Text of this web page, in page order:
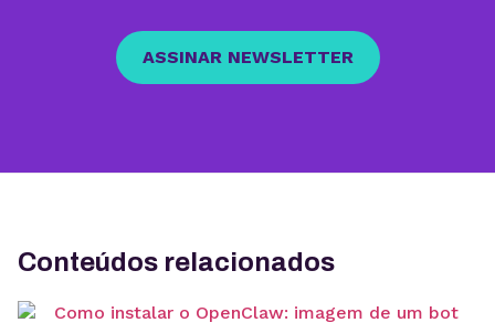
ASSINAR NEWSLETTER
Conteúdos relacionados